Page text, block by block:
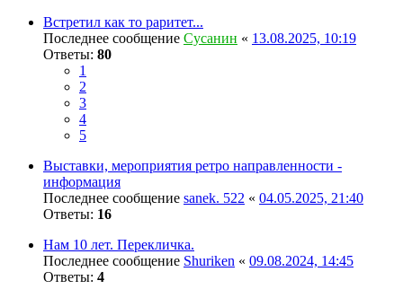
Встретил как то раритет...
Последнее сообщение Сусанин « 13.08.2025, 10:19
Ответы: 80
1
2
3
4
5
Выставки, мероприятия ретро направленности -
информация
Последнее сообщение sanek. 522 « 04.05.2025, 21:40
Ответы: 16
Нам 10 лет. Перекличка.
Последнее сообщение Shuriken « 09.08.2024, 14:45
Ответы: 4